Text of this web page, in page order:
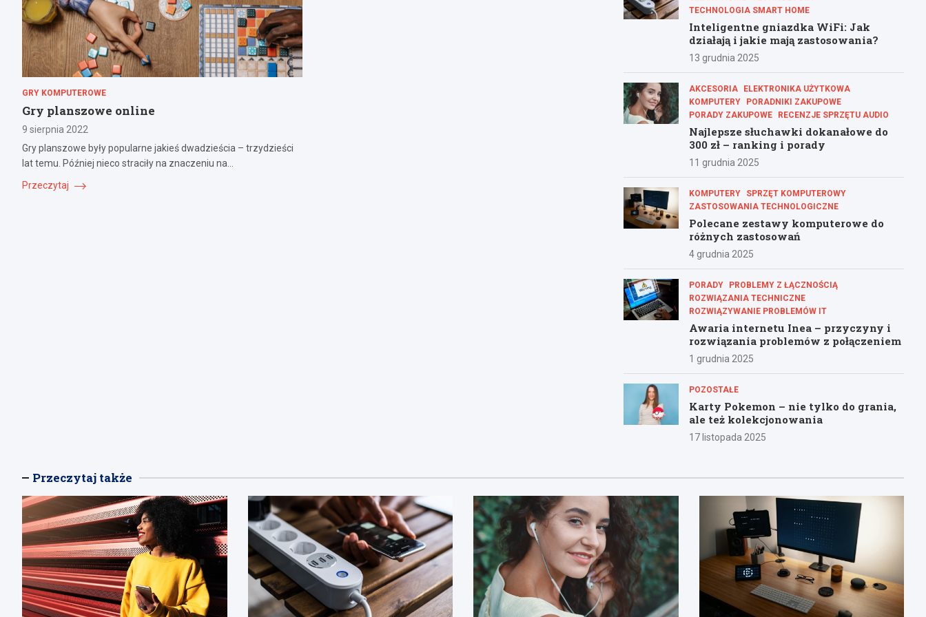
GRY KOMPUTEROWE
Gry planszowe online
9 sierpnia 2022
Gry planszowe były popularne jakieś dwadzieścia – trzydzieści
lat temu. Później nieco straciły na znaczeniu na…
Przeczytaj
TECHNOLOGIA SMART HOME
Inteligentne gniazdka WiFi: Jak
działają i jakie mają zastosowania?
13 grudnia 2025
AKCESORIA
ELEKTRONIKA UŻYTKOWA
KOMPUTERY
PORADNIKI ZAKUPOWE
PORADY ZAKUPOWE
RECENZJE SPRZĘTU AUDIO
Najlepsze słuchawki dokanałowe do
300 zł – ranking i porady
11 grudnia 2025
KOMPUTERY
SPRZĘT KOMPUTEROWY
ZASTOSOWANIA TECHNOLOGICZNE
Polecane zestawy komputerowe do
różnych zastosowań
4 grudnia 2025
PORADY
PROBLEMY Z ŁĄCZNOŚCIĄ
ROZWIĄZANIA TECHNICZNE
ROZWIĄZYWANIE PROBLEMÓW IT
Awaria internetu Inea – przyczyny i
rozwiązania problemów z połączeniem
1 grudnia 2025
POZOSTAŁE
Karty Pokemon – nie tylko do grania,
ale też kolekcjonowania
17 listopada 2025
Przeczytaj także